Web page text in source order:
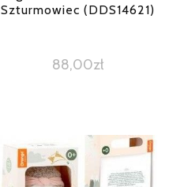
Szturmowiec (DDS14621)
88,00zł